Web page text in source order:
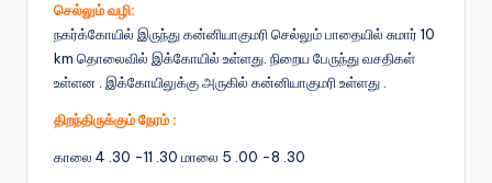
செல்லும் வழி:
நகர்க்கோயில் இருந்து கன்னியாகுமரி செல்லும் பாதையில் சுமார் 10
km தொலைவில் இக்கோயில் உள்ளது. நிறைய பேருந்து வசதிகள்
உள்ளன . இக்கோயிலுக்கு அருகில் கன்னியாகுமரி உள்ளது .
திறந்திருக்கும் நேரம் :
காலை 4 .30 -11 .30 மாலை 5 .00 -8 .30